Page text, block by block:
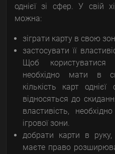
однієї зі сфер. У свій
можна:
зіграти карту в свою
застосувати її
Щоб користуватися
необхідно мати в
кількість карт
відносяться до
властивість,
ігрової зони.
добрати карти в
маєте право